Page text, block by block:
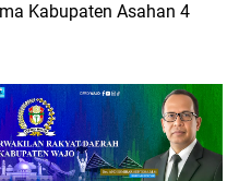
Kabupaten Asahan 4